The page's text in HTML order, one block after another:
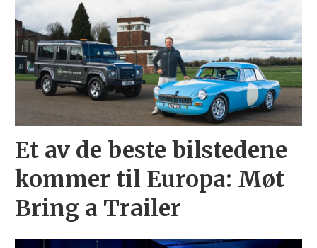
Et av de beste bilstedene
kommer til Europa: Møt
Bring a Trailer